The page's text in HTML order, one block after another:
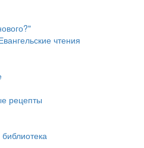
чтения
рецепты